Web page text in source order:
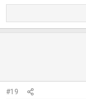
#19